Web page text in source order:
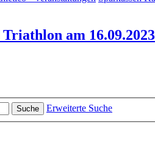
am 16.09.2023
Suche
Erweiterte Suche